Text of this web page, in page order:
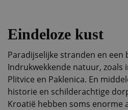
Eindeloze kust
Paradijselijke stranden en een
Indrukwekkende natuur, zoals
Plitvice en Paklenica. En
historie en schilderachtige
Kroatië hebben soms enorme